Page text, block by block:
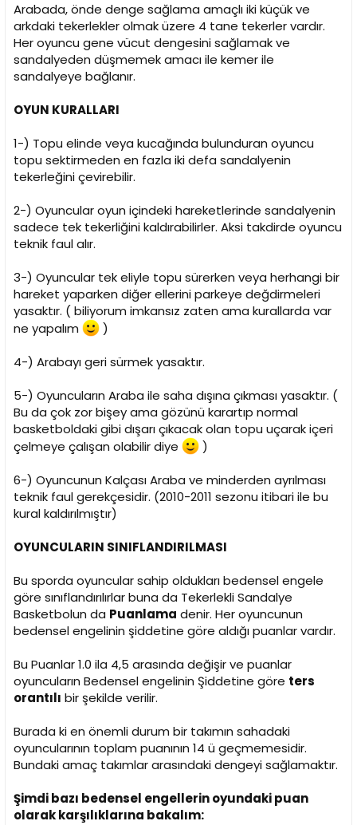
Arabada, önde denge sağlama amaçlı iki küçük ve
arkdaki tekerlekler olmak üzere 4 tane tekerler vardır.
Her oyuncu gene vücut dengesini sağlamak ve
sandalyeden düşmemek amacı ile kemer ile
sandalyeye bağlanır.
OYUN KURALLARI
1-) Topu elinde veya kucağında bulunduran oyuncu
topu sektirmeden en fazla iki defa sandalyenin
tekerleğini çevirebilir.
2-) Oyuncular oyun içindeki hareketlerinde sandalyenin
sadece tek tekerliğini kaldırabilirler. Aksi takdirde oyuncu
teknik faul alır.
3-) Oyuncular tek eliyle topu sürerken veya herhangi bir
hareket yaparken diğer ellerini parkeye değdirmeleri
yasaktır. ( biliyorum imkansız zaten ama kurallarda var
ne yapalım
)
4-) Arabayı geri sürmek yasaktır.
5-) Oyuncuların Araba ile saha dışına çıkması yasaktır. (
Bu da çok zor bişey ama gözünü karartıp normal
basketboldaki gibi dışarı çıkacak olan topu uçarak içeri
çelmeye çalışan olabilir diye
)
6-) Oyuncunun Kalçası Araba ve minderden ayrılması
teknik faul gerekçesidir. (2010-2011 sezonu itibari ile bu
kural kaldırılmıştır)
OYUNCULARIN SINIFLANDIRILMASI
Bu sporda oyuncular sahip oldukları bedensel engele
göre sınıflandırılırlar buna da Tekerlekli Sandalye
Basketbolun da Puanlama denir. Her oyuncunun
bedensel engelinin şiddetine göre aldığı puanlar vardır.
Bu Puanlar 1.0 ila 4,5 arasında değişir ve puanlar
oyuncuların Bedensel engelinin Şiddetine göre ters
orantılı bir şekilde verilir.
Burada ki en önemli durum bir takımın sahadaki
oyuncularının toplam puanının 14 ü geçmemesidir.
Bundaki amaç takımlar arasındaki dengeyi sağlamaktır.
Şimdi bazı bedensel engellerin oyundaki puan
olarak karşılıklarına bakalım: